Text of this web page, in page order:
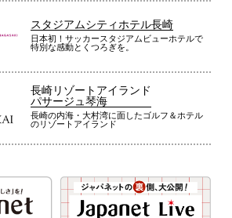
スタジアムシティホテル長崎
日本初！サッカースタジアムビューホテルで
特別な感動とくつろぎを。
長崎リゾートアイランド
パサージュ琴海
長崎の内海・大村湾に面したゴルフ＆ホテル
のリゾートアイランド